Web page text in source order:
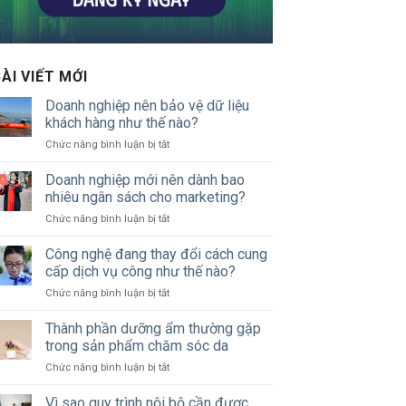
VIẾT MỚI
Doanh nghiệp nên bảo vệ dữ liệu
khách hàng như thế nào?
Chức năng bình luận bị tắtở
nghiệp
bảo
vệ
liệu
khách
như
nào?
Doanh nghiệp mới nên dành bao
nhiêu ngân sách cho marketing?
Chức năng bình luận bị tắtở
nghiệp
mới
nên
dành
nhiêu
ngân
cho
Công nghệ đang thay đổi cách cung
cấp dịch vụ công như thế nào?
Chức năng bình luận bị tắtở
nghệ
thay
đổi
cung
Thành phần dưỡng ẩm thường gặp
trong sản phẩm chăm sóc da
Chức năng bình luận bị tắtở
phần